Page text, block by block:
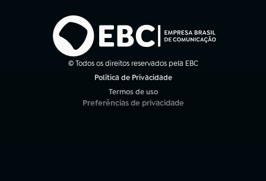
© Todos os direitos reservados pela EBC
Política de Privacidade
Termos de uso
(abre em nova aba)
Preferências de privacidade